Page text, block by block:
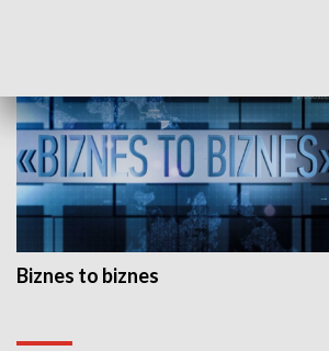
Biznes to biznes